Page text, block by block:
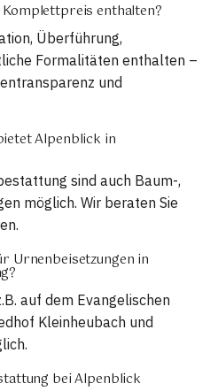
enthalten?
Überführung,
Formalitäten enthalten –
und
Alpenblick in
sind auch Baum-,
möglich. Wir beraten Sie
Urnenbeisetzungen in
auf dem Evangelischen
Kleinheubach und
bei Alpenblick